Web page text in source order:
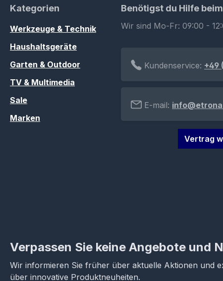
Kategorien
Werkzeuge & Technik
Haushaltsgeräte
Garten & Outdoor
TV & Multimedia
Sale
Marken
Benötigst du Hilfe
Wir sind Mo-Fr: 09:00 -
Kundenservice: +49
E-mail:
Vertrag
Verpassen Sie keine Angebote und
Wir informieren Sie früher über aktuelle Aktionen und
über innovative Produktneuheiten.